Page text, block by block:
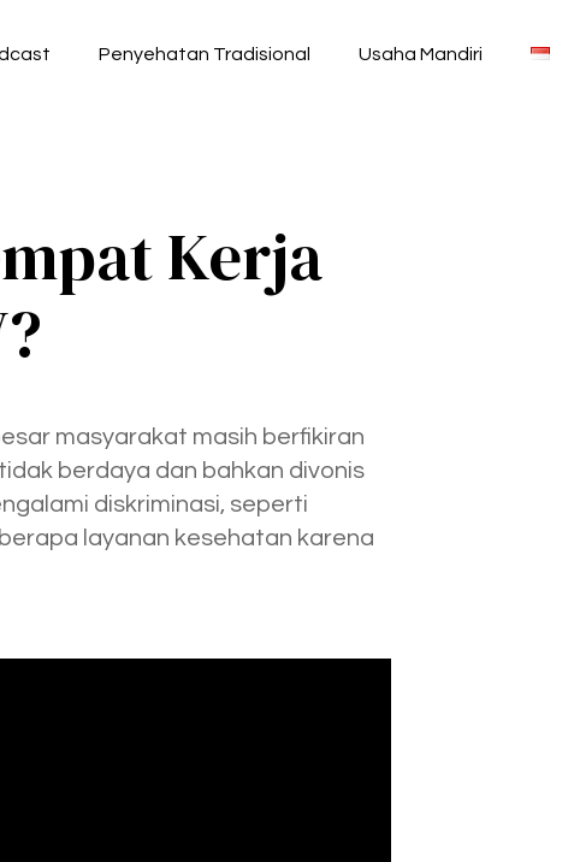
Penyehatan Tradisional Usaha Mandiri
Kerja
masyarakat masih berfikiran
berdaya dan bahkan divonis
diskriminasi, seperti
layanan kesehatan karena